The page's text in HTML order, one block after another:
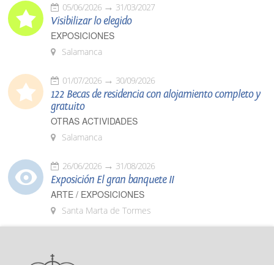
05/06/2026 31/03/2027
Visibilizar lo elegido
EXPOSICIONES
Salamanca
01/07/2026 30/09/2026
122 Becas de residencia con alojamiento completo y
gratuito
OTRAS ACTIVIDADES
Salamanca
26/06/2026 31/08/2026
Exposición El gran banquete II
ARTE / EXPOSICIONES
Santa Marta de Tormes